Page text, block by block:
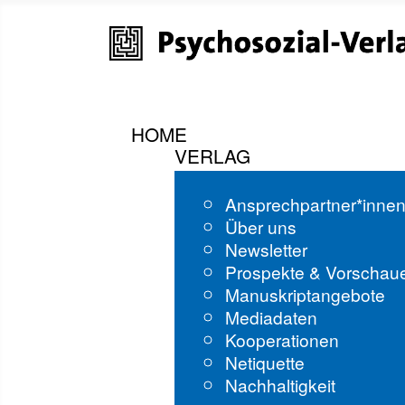
HOME
VERLAG
Über uns
Newsletter
Prospekte &
Manuskriptangebote
Mediadaten
Kooperationen
Netiquette
Nachhaltigkeit